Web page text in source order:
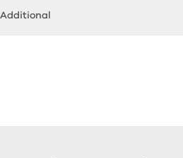
Additional